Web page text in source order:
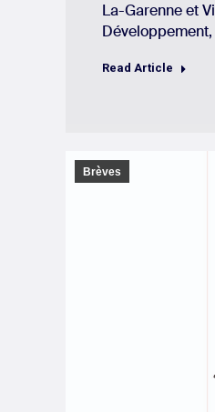
La-Garenne et
Read Article
Brèves